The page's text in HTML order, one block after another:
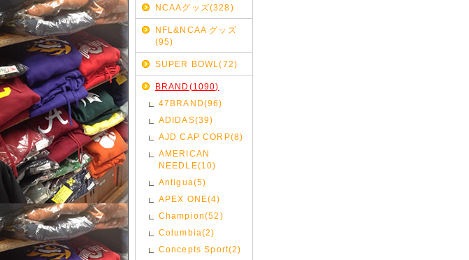
NCAAグッズ(328)
NFL&NCAA グッズ
(95)
SUPER BOWL(72)
BRAND(1090)
47BRAND(96)
ADIDAS(39)
AJD CAP CORP(8)
AMERICAN
NEEDLE(10)
Antigua(5)
APEX ONE(4)
Champion(52)
Columbia(2)
Concepts Sport(2)